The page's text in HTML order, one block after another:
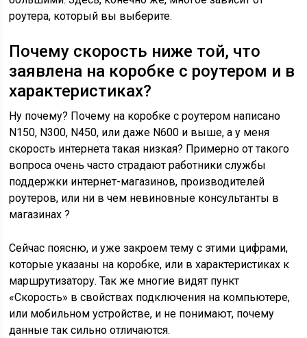
роутера, который вы выберите.
Почему скорость ниже той, что
заявлена на коробке с роутером и в
характеристиках?
Ну почему? Почему на коробке с роутером написано
N150, N300, N450, или даже N600 и выше, а у меня
скорость интернета такая низкая? Примерно от такого
вопроса очень часто страдают работники службы
поддержки интернет-магазинов, производителей
роутеров, или ни в чем невиновные консультанты в
магазинах ?
Сейчас поясню, и уже закроем тему с этими цифрами,
которые указаны на коробке, или в характеристиках к
маршрутизатору. Так же многие видят пункт
«Скорость» в свойствах подключения на компьютере,
или мобильном устройстве, и не понимают, почему
данные так сильно отличаются.